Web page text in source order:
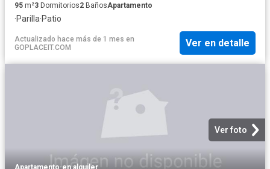
95 m²3 Dormitorios2 BañosApartamento
·Parilla·Patio
Actualizado hace más de 1 mes en
GOPLACEIT.COM
Ver en detalle
Ver foto
Apartamento·en alquiler